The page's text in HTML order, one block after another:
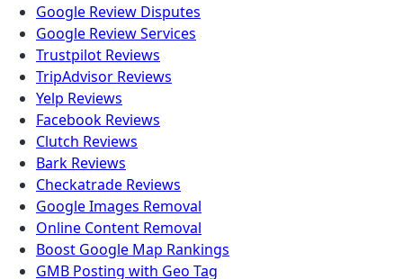
Google Review Disputes
Google Review Services
Trustpilot Reviews
TripAdvisor Reviews
Yelp Reviews
Facebook Reviews
Clutch Reviews
Bark Reviews
Checkatrade Reviews
Google Images Removal
Online Content Removal
Boost Google Map Rankings
GMB Posting with Geo Tag